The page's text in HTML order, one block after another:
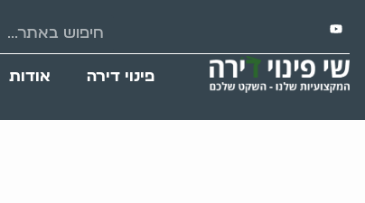
פינוי דירה אודות